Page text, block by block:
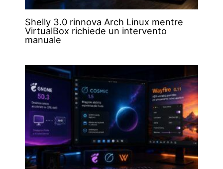
Shelly 3.0 rinnova Arch Linux mentre
VirtualBox richiede un intervento
manuale